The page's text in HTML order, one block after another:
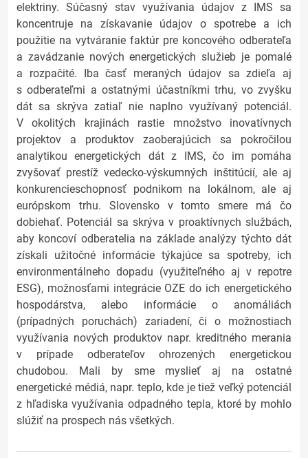
elektriny. Súčasný stav využívania údajov z IMS sa
koncentruje na získavanie údajov o spotrebe a ich
použitie na vytváranie faktúr pre koncového odberateľa
a zavádzanie nových energetických služieb je pomalé
a rozpačité. Iba časť meraných údajov sa zdieľa aj
s odberateľmi a ostatnými účastníkmi trhu, vo zvyšku
dát sa skrýva zatiaľ nie naplno využívaný potenciál.
V okolitých krajinách rastie množstvo inovatívnych
projektov a produktov zaoberajúcich sa pokročilou
analytikou energetických dát z IMS, čo im pomáha
zvyšovať prestíž vedecko-výskumných inštitúcií, ale aj
konkurencieschopnosť podnikom na lokálnom, ale aj
európskom trhu. Slovensko v tomto smere má čo
dobiehať. Potenciál sa skrýva v proaktívnych službách,
aby koncoví odberatelia na základe analýzy týchto dát
získali užitočné informácie týkajúce sa spotreby, ich
environmentálneho dopadu (využiteľného aj v repotre
ESG), možnosťami integrácie OZE do ich energetického
hospodárstva, alebo informácie o anomáliách
(prípadných poruchách) zariadení, či o možnostiach
využívania nových produktov napr. kreditného merania
v prípade odberateľov ohrozených energetickou
chudobou. Mali by sme myslieť aj na ostatné
energetické médiá, napr. teplo, kde je tiež veľký potenciál
z hľadiska využívania odpadného tepla, ktoré by mohlo
slúžiť na prospech nás všetkých.